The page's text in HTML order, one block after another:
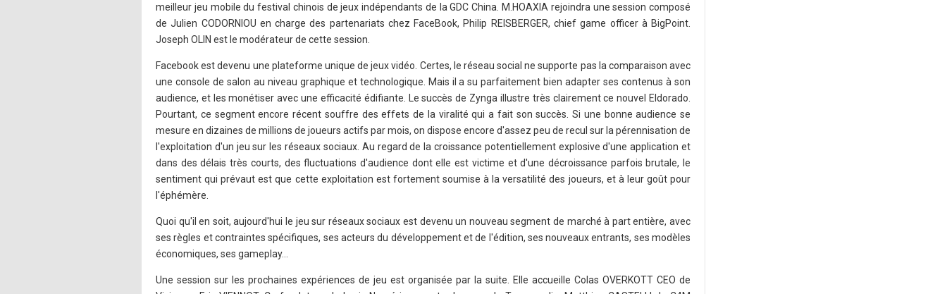
meilleur jeu mobile du festival chinois de jeux indépendants de la GDC China. M.HOAXIA rejoindra une session composé
de Julien CODORNIOU en charge des partenariats chez FaceBook, Philip REISBERGER, chief game officer à BigPoint.
Joseph OLIN est le modérateur de cette session.
Facebook est devenu une plateforme unique de jeux vidéo. Certes, le réseau social ne supporte pas la comparaison avec
une console de salon au niveau graphique et technologique. Mais il a su parfaitement bien adapter ses contenus à son
audience, et les monétiser avec une efficacité édifiante. Le succès de Zynga illustre très clairement ce nouvel Eldorado.
Pourtant, ce segment encore récent souffre des effets de la viralité qui a fait son succès. Si une bonne audience se
mesure en dizaines de millions de joueurs actifs par mois, on dispose encore d'assez peu de recul sur la pérennisation de
l'exploitation d'un jeu sur les réseaux sociaux. Au regard de la croissance potentiellement explosive d'une application et
dans des délais très courts, des fluctuations d'audience dont elle est victime et d'une décroissance parfois brutale, le
sentiment qui prévaut est que cette exploitation est fortement soumise à la versatilité des joueurs, et à leur goût pour
l'éphémère.
Quoi qu'il en soit, aujourd'hui le jeu sur réseaux sociaux est devenu un nouveau segment de marché à part entière, avec
ses règles et contraintes spécifiques, ses acteurs du développement et de l'édition, ses nouveaux entrants, ses modèles
économiques, ses gameplay…
Une session sur les prochaines expériences de jeu est organisée par la suite. Elle accueille Colas OVERKOTT CEO de